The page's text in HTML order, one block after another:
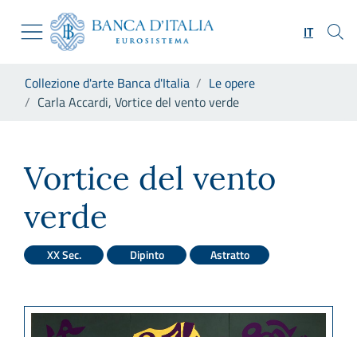
Skip to Main Content
Vai al sito istituzionale
Vai al menu di navigazione
Vai alla ricerca
Vai al footer
IT
Collezione d'arte Banca d'Italia
Le opere
Carla Accardi, Vortice del vento verde
Vortice del vento
verde
XX Sec. Dipinto Astratto